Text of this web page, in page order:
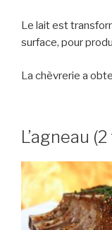
Le lait est
surface, pour
La chèvrerie a
L’agneau